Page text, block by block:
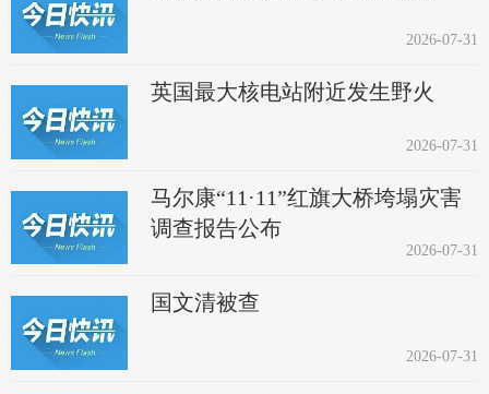
2026-07-31
英国最大核电站附近发生野火
2026-07-31
马尔康“11·11”红旗大桥垮塌灾害
调查报告公布
2026-07-31
国文清被查
2026-07-31